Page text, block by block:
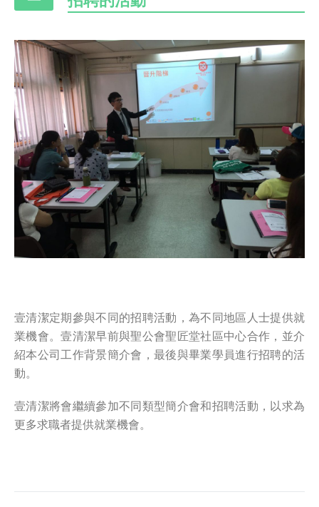
壹清潔定期參與不同的招聘活動，為不同地區人士提供就
業機會。壹清潔早前與聖公會聖匠堂社區中心合作，並介
紹本公司工作背景簡介會，最後與畢業學員進行招聘的活
動。
壹清潔將會繼續參加不同類型簡介會和招聘活動，以求為
更多求職者提供就業機會。